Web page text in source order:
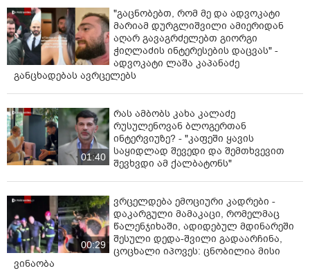
"გაცნობებთ, რომ მე და ადვოკატი
მარიამ დურგლიშვილი ამიერიდან
აღარ გავაგრძელებთ გიორგი
ჭიღლაძის ინტერესების დაცვას" -
ადვოკატი ლაშა კაპანაძე
განცხადებას ავრცელებს
01:40
რას ამბობს კახა კალაძე
რუსულენოვან ბლოგერთან
ინტერვიუზე? - "კაფეში ყავის
საყიდლად შევედი და შემთხვევით
შევხვდი ამ ქალბატონს"
00:29
ვრცელდება ემოციური კადრები -
დაკარგული მამაკაცი, რომელმაც
წალენჯიხაში, ადიდებულ მდინარეში
შესული დედა-შვილი გადაარჩინა,
ცოცხალი იპოვეს: ცნობილია მისი
ვინაობა